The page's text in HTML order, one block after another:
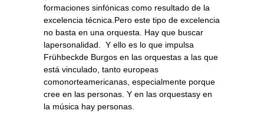
formaciones sinfónicas como resultado de la
excelencia técnica.Pero este tipo de excelencia
no basta en una orquesta. Hay que buscar
lapersonalidad.
Y ello es lo que impulsa
Frühbeckde Burgos en las orquestas a las que
está vinculado, tanto europeas
comonorteamericanas, especialmente porque
cree en las personas. Y en las orquestasy en
la música hay personas.